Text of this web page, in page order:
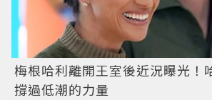
梅根哈利離開王室後近況曝光！
撐過低潮的力量